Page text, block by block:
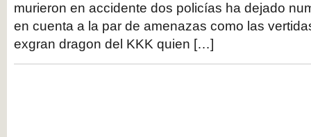
murieron en accidente dos policías ha dejado
en cuenta a la par de amenazas como las
exgran dragon del KKK quien […]